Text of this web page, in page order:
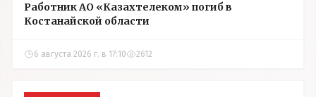
Работник АО «Казахтелеком» погиб в
Костанайской области
6 августа 2026 г. в 17:10 2612